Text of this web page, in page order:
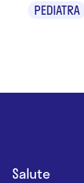
PEDIATRA
Salute